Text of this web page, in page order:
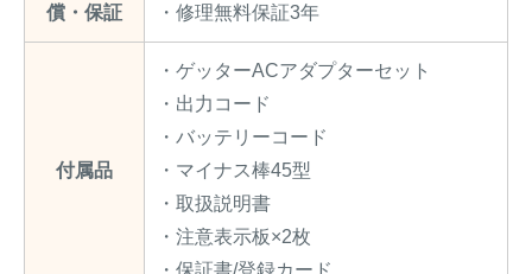
償・保証
・修理無料保証3年
付属品
・ゲッターACアダプターセット
・出力コード
・バッテリーコード
・マイナス棒45型
・取扱説明書
・注意表示板×2枚
・保証書/登録カード